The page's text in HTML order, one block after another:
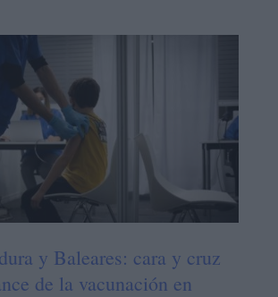
y Baleares: cara y cruz
de la vacunación en